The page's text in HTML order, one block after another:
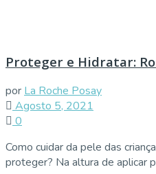
Proteger e Hidratar:
por La Roche Posay
Agosto 5, 2021
0
Como cuidar da pele das
proteger? Na altura de aplicar